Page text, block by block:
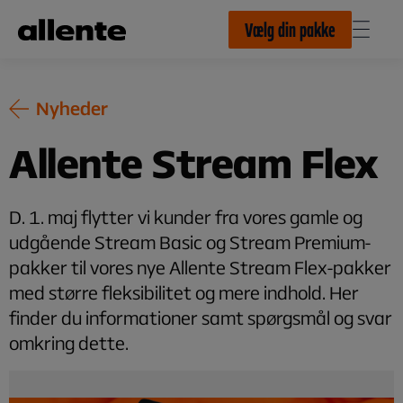
Vælg din pakke
Nyheder
Allente Stream Flex
D. 1. maj flytter vi kunder fra vores gamle og
udgående Stream Basic og Stream Premium-
pakker til vores nye Allente Stream Flex-pakker
med større fleksibilitet og mere indhold. Her
finder du informationer samt spørgsmål og svar
omkring dette.